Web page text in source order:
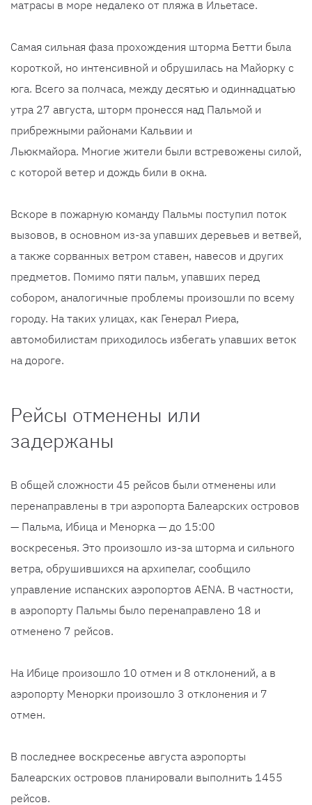
матрасы в море недалеко от пляжа в Ильетасе.
Самая сильная фаза прохождения шторма Бетти была
короткой, но интенсивной и обрушилась на Майорку с
юга. Всего за полчаса, между десятью и одиннадцатью
утра 27 августа, шторм пронесся над Пальмой и
прибрежными районами Кальвии и
Льюкмайора. Многие жители были встревожены силой,
с которой ветер и дождь били в окна.
Вскоре в пожарную команду Пальмы поступил поток
вызовов, в основном из-за упавших деревьев и ветвей,
а также сорванных ветром ставен, навесов и других
предметов. Помимо пяти пальм, упавших перед
собором, аналогичные проблемы произошли по всему
городу. На таких улицах, как Генерал Риера,
автомобилистам приходилось избегать упавших веток
на дороге.
Рейсы отменены или
задержаны
В общей сложности 45 рейсов были отменены или
перенаправлены в три аэропорта Балеарских островов
— Пальма, Ибица и Менорка — до 15:00
воскресенья. Это произошло из-за шторма и сильного
ветра, обрушившихся на архипелаг, сообщило
управление испанских аэропортов AENA. В частности,
в аэропорту Пальмы было перенаправлено 18 и
отменено 7 рейсов.
На Ибице произошло 10 отмен и 8 отклонений, а в
аэропорту Менорки произошло 3 отклонения и 7
отмен.
В последнее воскресенье августа аэропорты
Балеарских островов планировали выполнить 1455
рейсов.